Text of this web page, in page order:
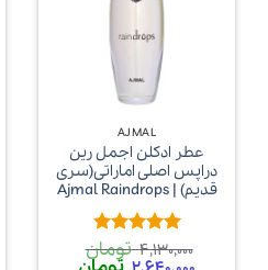
AJMAL
عطر ادکلن اجمل رین
دراپس اصلی اماراتی(سری
قدیم) | Ajmal Raindrops
امتیاز4.8
از 5
4,130,000 تومان
قیمت